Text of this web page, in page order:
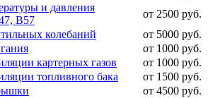
и давления
B57
от 2500 руб.
колебаний
от 5000 руб.
от 1000 руб.
картерных газов
от 1000 руб.
топливного бака
от 1500 руб.
от 4500 руб.